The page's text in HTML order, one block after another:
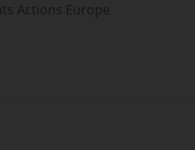
Actions Europe